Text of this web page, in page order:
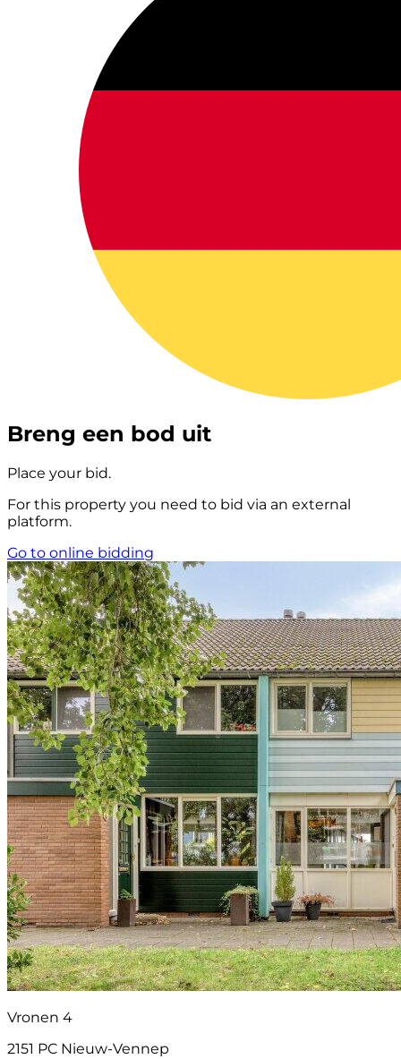
Breng een bod uit
Place your bid.
For this property you need to bid via an external
platform.
Go to online bidding
Vronen 4
2151 PC Nieuw-Vennep